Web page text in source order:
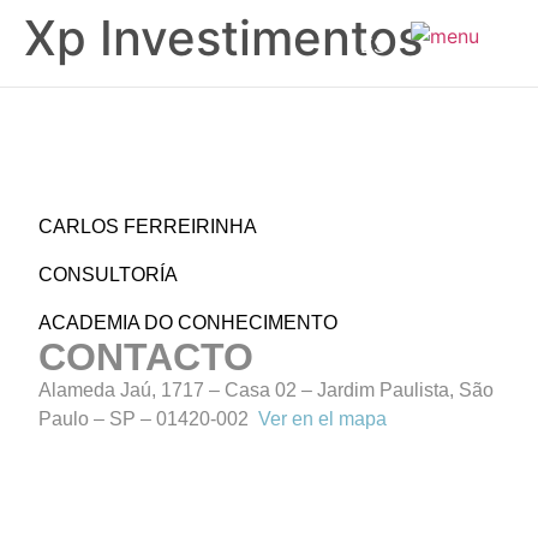
ES
Xp Investimentos
CARLOS FERREIRINHA
CONSULTORÍA
ACADEMIA DO CONHECIMENTO
CONTACTO
Alameda Jaú, 1717 – Casa 02 – Jardim Paulista, São
Paulo – SP – 01420-002 Ver en el mapa